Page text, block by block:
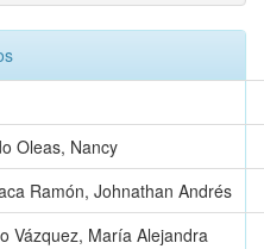
Oleas, Nancy
Ramón, Johnathan Andrés
Vázquez, María Alejandra